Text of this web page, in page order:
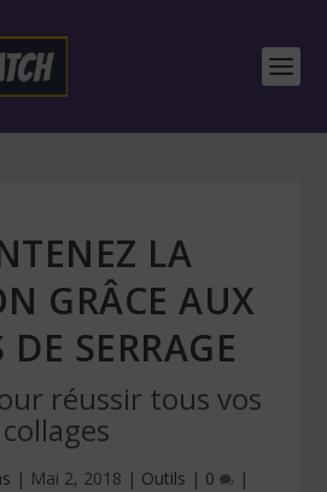
LA
GRÂCE AUX
DE SERRAGE
réussir tous vos
collages
| Mai 2, 2018 | Outils | 0 |